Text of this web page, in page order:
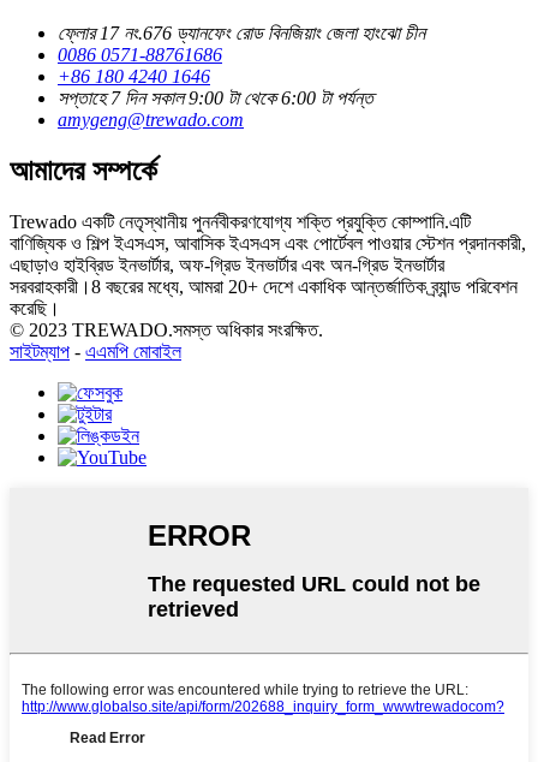
ফ্লোর 17 নং.676 ড্যানফেং রোড বিনজিয়াং জেলা হাংঝো চীন
0086 0571-88761686
+86 180 4240 1646
সপ্তাহে 7 দিন সকাল 9:00 টা থেকে 6:00 টা পর্যন্ত
amygeng@trewado.com
আমাদের সম্পর্কে
Trewado একটি নেতৃস্থানীয় পুনর্নবীকরণযোগ্য শক্তি প্রযুক্তি কোম্পানি.এটি
বাণিজ্যিক ও শিল্প ইএসএস, আবাসিক ইএসএস এবং পোর্টেবল পাওয়ার স্টেশন প্রদানকারী,
এছাড়াও হাইব্রিড ইনভার্টার, অফ-গ্রিড ইনভার্টার এবং অন-গ্রিড ইনভার্টার
সরবরাহকারী।8 বছরের মধ্যে, আমরা 20+ দেশে একাধিক আন্তর্জাতিক ব্র্যান্ড পরিবেশন
করেছি।
© 2023 TREWADO.সমস্ত অধিকার সংরক্ষিত.
সাইটম্যাপ - এএমপি মোবাইল